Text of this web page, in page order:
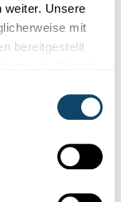
weiter. Unsere
mit
bereitgestellt